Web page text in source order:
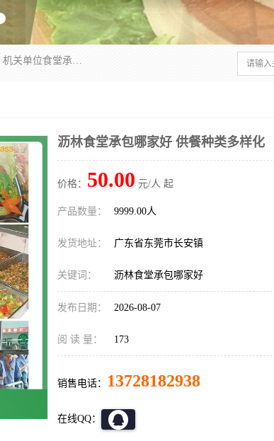
东莞市康隆膳食管理有限公司主要从事：蔬菜配送、食堂承包、企业工厂食堂承包、机关单位食堂承包、调味品配送、粮油配送、干货配送、副食配送、水果配送、海鲜配送等业务，东莞蔬菜配送电话，咨询在线客服。
沥林食堂承包哪家好 供餐种类多样化
价格： 50.00 元/人 起
产品数量： 9999.00人
发货地址： 广东省东莞市长安镇
关键词： 沥林食堂承包哪家好
发布日期： 2026-08-07
阅 读 量： 173
销售电话： 13728182938
在线QQ：